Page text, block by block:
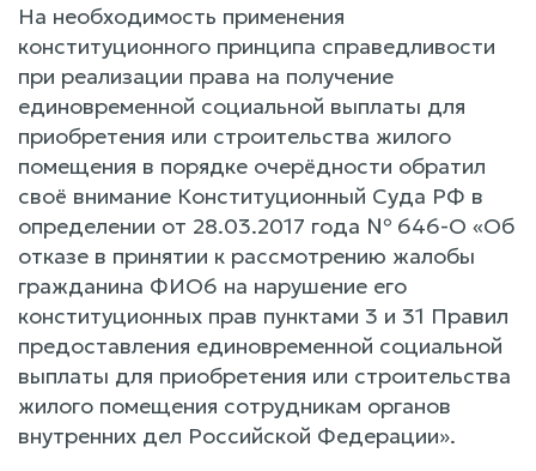
На необходимость применения
конституционного принципа справедливости
при реализации права на получение
единовременной социальной выплаты для
приобретения или строительства жилого
помещения в порядке очерёдности обратил
своё внимание Конституционный Суда РФ в
определении от 28.03.2017 года № 646-О «Об
отказе в принятии к рассмотрению жалобы
гражданина ФИО6 на нарушение его
конституционных прав пунктами 3 и 31 Правил
предоставления единовременной социальной
выплаты для приобретения или строительства
жилого помещения сотрудникам органов
внутренних дел Российской Федерации».